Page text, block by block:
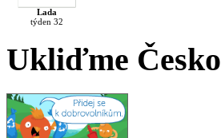
Lada
týden 32
Ukliďme Česko